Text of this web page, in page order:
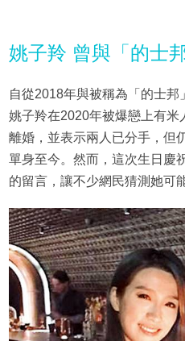
姚子羚 曾與「的士
自從2018年與被稱為「的士邦
姚子羚在2020年被爆戀上有米
離婚，並表示兩人已分手，但
單身至今。然而，這次生日慶
的留言，讓不少網民猜測她可